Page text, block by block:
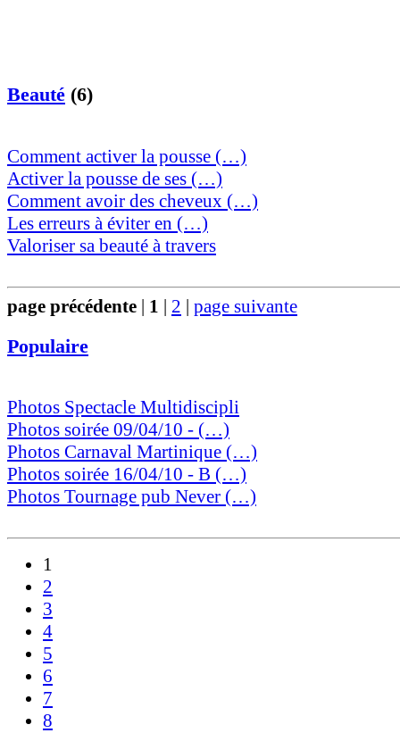
Beauté (6)
Comment activer la pousse (…)
Activer la pousse de ses (…)
Comment avoir des cheveux (…)
Les erreurs à éviter en (…)
Valoriser sa beauté à travers
page précédente | 1 | 2 | page suivante
Populaire
Photos Spectacle Multidiscipli
Photos soirée 09/04/10 - (…)
Photos Carnaval Martinique (…)
Photos soirée 16/04/10 - B (…)
Photos Tournage pub Never (…)
1
2
3
4
5
6
7
8